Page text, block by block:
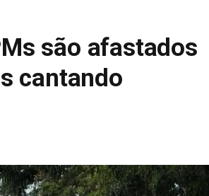
são afastados
cantando